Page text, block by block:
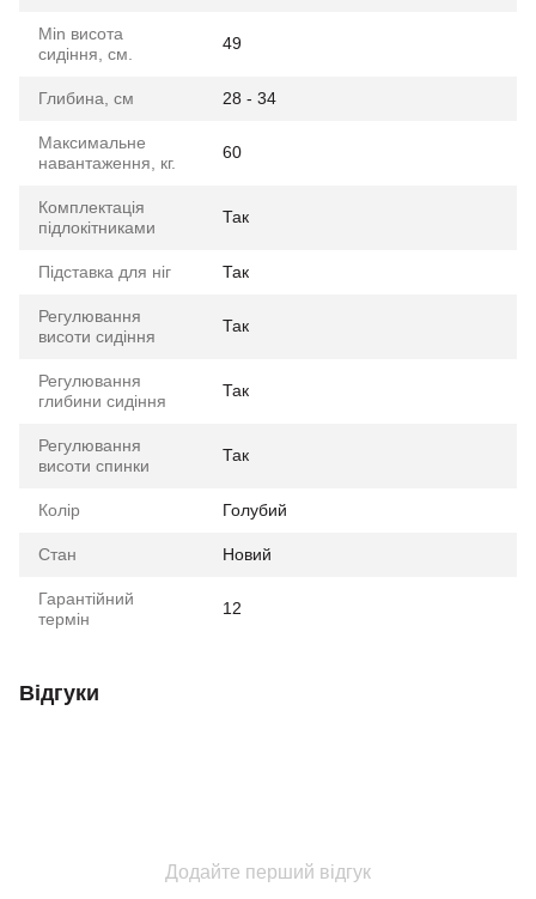
Min висота
сидіння, см.
49
Глибина, см 28 - 34
Максимальне
навантаження, кг.
60
Комплектація
підлокітниками
Так
Підставка для ніг Так
Регулювання
висоти сидіння
Так
Регулювання
глибини сидіння
Так
Регулювання
висоти спинки
Так
Колір Голубий
Стан Новий
Гарантійний
термін
12
Відгуки
Додайте перший відгук